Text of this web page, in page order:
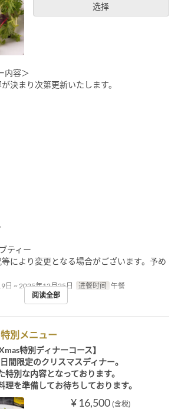
选择
内容＞
決まり次第更新いたします。
ティー
により変更となる場合がございます。予め
日 ~ 2025年12月25日 进餐时间 午餐
阅读全部
別メニュー
特別ディナーコース】
間限定のクリスマスディナー。
別な内容となっております。
を準備してお待ちしております。
¥ 16,500 (含税)